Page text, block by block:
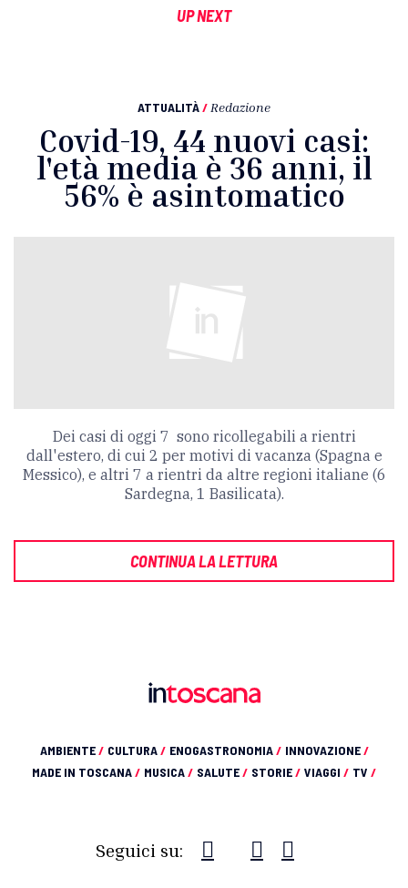
UP NEXT
ATTUALITÀ/ Redazione
Covid-19, 44 nuovi casi:
l'età media è 36 anni, il
56% è asintomatico
Dei casi di oggi 7 sono ricollegabili a rientri
dall'estero, di cui 2 per motivi di vacanza (Spagna e
Messico), e altri 7 a rientri da altre regioni italiane (6
Sardegna, 1 Basilicata).
CONTINUA LA LETTURA
AMBIENTE/ CULTURA/ ENOGASTRONOMIA/ INNOVAZIONE/
MADE IN TOSCANA/ MUSICA/ SALUTE/ STORIE/ VIAGGI / TV /
Seguici su: